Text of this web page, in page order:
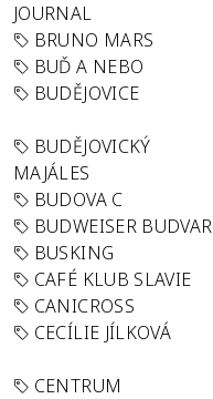
JOURNAL
BRUNO MARS
BUĎ A NEBO
BUDĚJOVICE
BUDĚJOVICKÝ
MAJÁLES
BUDOVA C
BUDWEISER BUDVAR
BUSKING
CAFÉ KLUB SLAVIE
CANICROSS
CECÍLIE JÍLKOVÁ
CENTRUM